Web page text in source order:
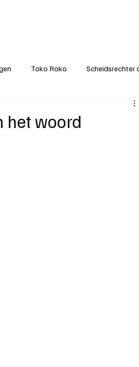
Toko Roko Scheidsrechter
KM - Topscorer van
het woord